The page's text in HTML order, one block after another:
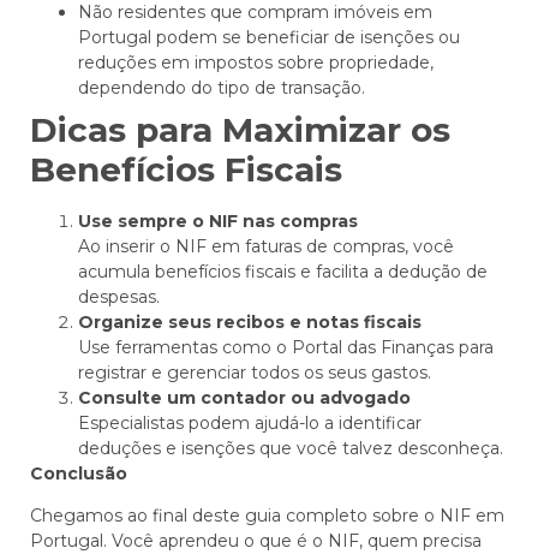
Não residentes que compram imóveis em
Portugal podem se beneficiar de isenções ou
reduções em impostos sobre propriedade,
dependendo do tipo de transação.
Dicas para Maximizar os
Benefícios Fiscais
Use sempre o NIF nas compras
Ao inserir o NIF em faturas de compras, você
acumula benefícios fiscais e facilita a dedução de
despesas.
Organize seus recibos e notas fiscais
Use ferramentas como o Portal das Finanças para
registrar e gerenciar todos os seus gastos.
Consulte um contador ou advogado
Especialistas podem ajudá-lo a identificar
deduções e isenções que você talvez desconheça.
Conclusão
Chegamos ao final deste guia completo sobre o NIF em
Portugal. Você aprendeu o que é o NIF, quem precisa